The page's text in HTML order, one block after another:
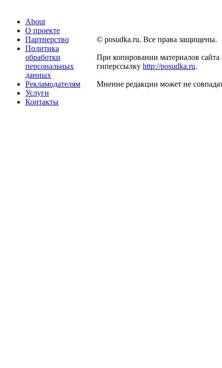
About
О проекте
Партнерство
Политика
обработки
персональных
данных
Рекламодателям
Услуги
Контакты
© posudka.ru. Все права защищены.
При копировании материалов сайта
гиперссылку http://posudka.ru.
Мнение редакции может не